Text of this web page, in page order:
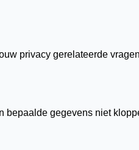
privacy gerelateerde
bepaalde gegevens niet